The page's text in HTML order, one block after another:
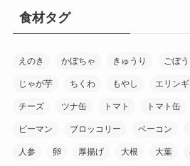
ー
食材タグ
えのき かぼちゃ きゅうり ごぼう
じゃが芋 ちくわ もやし エリンギ
チーズ ツナ缶 トマト トマト缶
ピーマン ブロッコリー ベーコン
人参 卵 厚揚げ 大根 大葉